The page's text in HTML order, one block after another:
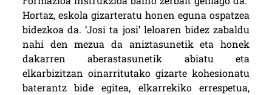
Hortaz, eskola gizarteratu honen eguna ospatzea
bidezkoa da. ‘Josi ta josi’ leloaren bidez zabaldu
nahi den mezua da aniztasunetik eta honek
dakarren aberastasunetik abiatu eta
elkarbizitzan oinarritutako gizarte kohesionatu
baterantz bide egitea, elkarrekiko errespetua,